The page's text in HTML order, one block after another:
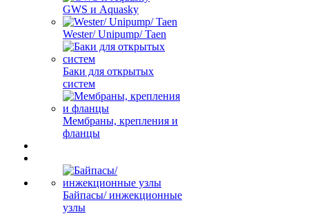
GWS и Aquasky
Wester/ Unipump/ Taen
Баки для открытых
систем
Мембраны, крепления и
фланцы
Байпасы/ инжекционные
узлы